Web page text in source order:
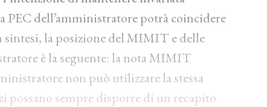
PEC dell’amministratore potrà coincidere
la posizione del MIMIT e delle
è la seguente: la nota MIMIT
non può utilizzare la stessa
possano sempre disporre di un recapito